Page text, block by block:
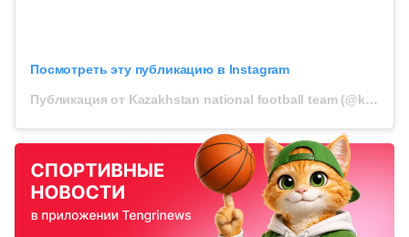
Посмотреть эту публикацию в Instagram
Публикация от Kazakhstan national football team (@kff_team)